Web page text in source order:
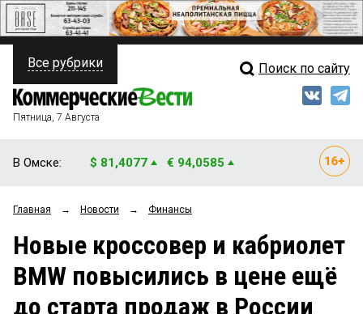
ПОЛИТИКА
ФИНАНСЫ
ОБЩЕСТВО
ЗАКОН
Свежий выпуск
Рейтинги
Блоги
Все рубрики Поиск по сайту
Пятница, 7 Августа
В Омске: $ 81,4077 € 94,0585
Главная → Новости → Финансы
Новые кроссовер и кабриолет
BMW повысились в цене ещё
до старта продаж в России